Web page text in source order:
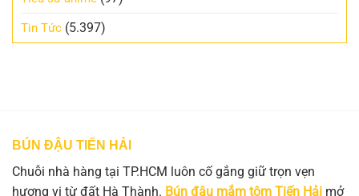
Tin Tức (5.397)
BÚN ĐẬU TIẾN HẢI
Chuỗi nhà hàng tại TP.HCM luôn cố gắng giữ trọn vẹn
hương vị từ đất Hà Thành. Bún đậu mắm tôm Tiến Hải mở